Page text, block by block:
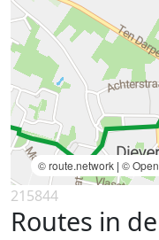
© route.network | ©
215844
Routes in